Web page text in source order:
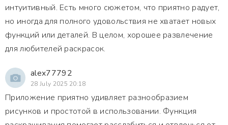
интуитивный. Есть много сюжетом, что приятно радует,
но иногда для полного удовольствия не хватает новых
функций или деталей. В целом, хорошее развлечение
для любителей раскрасок.
alex77792
28 July 2025 20:18
Приложение приятно удивляет разнообразием
рисунков и простотой в использовании. Функция